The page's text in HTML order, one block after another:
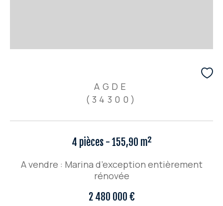
AGDE
(34300)
4 pièces - 155,90 m²
A vendre : Marina d’exception entièrement
rénovée
2 480 000 €